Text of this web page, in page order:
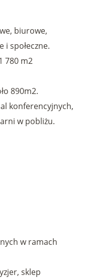
biurowe,
i społeczne.
780 m2
890m2.
konferencyjnych,
w pobliżu.
w ramach
sklep